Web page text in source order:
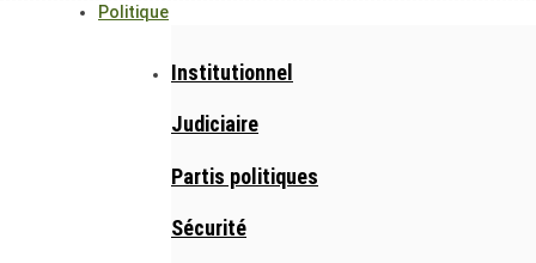
Politique
Institutionnel
Judiciaire
Partis politiques
Sécurité